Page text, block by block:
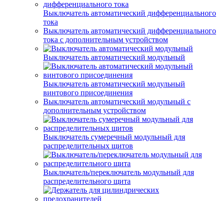
Выключатель автоматический дифференциального
тока
Выключатель автоматический дифференциального
тока с дополнительным устройством
Выключатель автоматический модульный
Выключатель автоматический модульный
винтового присоединения
Выключатель автоматический модульный с
дополнительным устройством
Выключатель сумеречный модульный для
распределительных щитов
Выключатель/переключатель модульный для
распределительного щита